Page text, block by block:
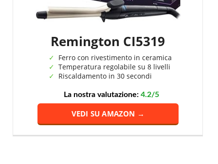
Remington CI5319
Ferro con rivestimento in ceramica
Temperatura regolabile su 8 livelli
Riscaldamento in 30 secondi
La nostra valutazione: 4.2/5
VEDI SU AMAZON →